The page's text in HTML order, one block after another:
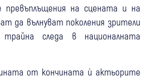
превъплъщения на сцената и на
да вълнуват поколения зрители
следа в националната
от кончината ѝ актьорите